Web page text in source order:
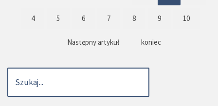
4 5 6 7 8 9 10
Następny artykuł koniec